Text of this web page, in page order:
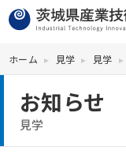
ホーム 見学 見学
お知らせ
見学